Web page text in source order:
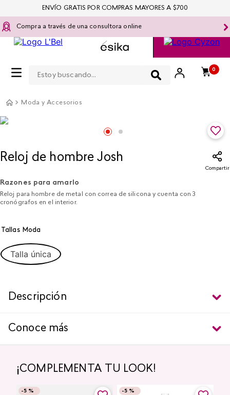
Compra a través de una consultora online
0
ENVÍO GRATIS POR COMPRAS MAYORES A $700
Moda y Accesorios
Reloj de hombre Josh
Compartir
Razones para amarlo
Reloj para hombre de metal con correa de silicona y cuenta con 3
cronógrafos en el interior.
Tallas Moda
Talla única
Descripción
Conoce más
¡COMPLEMENTA TU LOOK!
-5 % -5 %